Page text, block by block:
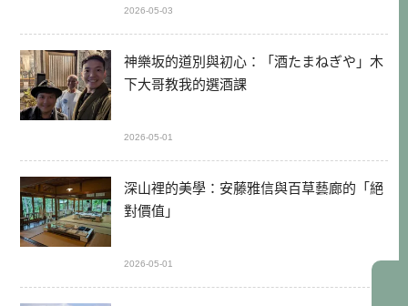
2026-05-03
神樂坂的道別與初心：「酒たまねぎや」木
下大哥教我的選酒課
2026-05-01
深山裡的美學：安藤雅信與百草藝廊的「絕
對價值」
2026-05-01